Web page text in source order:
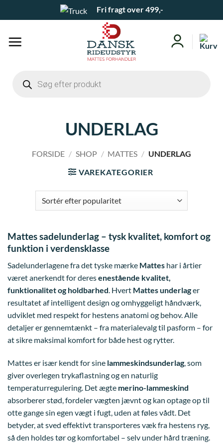
til
Fri fragt over 499,-
search
UNDERLAG
FORSIDE / SHOP / MATTES / UNDERLAG
VAREKATEGORIER
Mattes sadelunderlag – tysk kvalitet, komfort og
funktion i verdensklasse
Sadelunderlagene fra det tyske mærke Mattes har i årtier
været anerkendt for deresenestående kvalitet,
funktionalitet og holdbarhed. Hvert Mattes underlager
resultatet af intelligent design og omhyggeligt håndværk,
udviklet med respekt for hestens anatomi og behov. Alle
detaljer er gennemtænkt – fra materialevalg til pasform – for
at sikre maksimal komfort for både hest og rytter.
Mattes er især kendt for sine lammeskindsunderlag, som
giver overlegen trykaflastning og en naturlig
temperaturregulering. Det ægte merino-lammeskind
absorberer stød, fordeler vægten jævnt og kan optage op til
otte gange sin egen vægt i fugt, uden at føles vådt. Det
betyder, at sved effektivt transporteres væk fra hestens ryg,
så den holdes tør og komfortabel – selv under hård træning.